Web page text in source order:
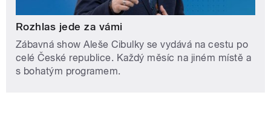
Rozhlas jede za vámi
Zábavná show Aleše Cibulky se vydává na cestu po
celé České republice. Každý měsíc na jiném místě a
s bohatým programem.